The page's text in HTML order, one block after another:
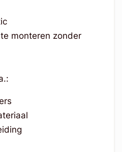
monteren zonder